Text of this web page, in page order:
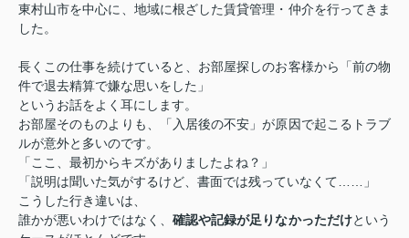
東村山市を中心に、地域に根ざした賃貸管理・仲介を行ってきま
した。
長くこの仕事を続けていると、お部屋探しのお客様から「前の物
件で退去精算で嫌な思いをした」
というお話をよく耳にします。
お部屋そのものよりも、「入居後の不安」が原因で起こるトラブ
ルが意外と多いのです。
「ここ、最初からキズがありましたよね？」
「説明は聞いた気がするけど、書面では残っていなくて
」
こうした行き違いは、
誰かが悪いわけではなく、 確認や記録が足りなかっただけという